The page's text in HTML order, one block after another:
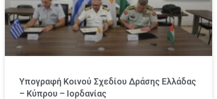
Υπογραφή Κοινού Σχεδίου Δράσης Ελλάδας
– Κύπρου – Ιορδανίας